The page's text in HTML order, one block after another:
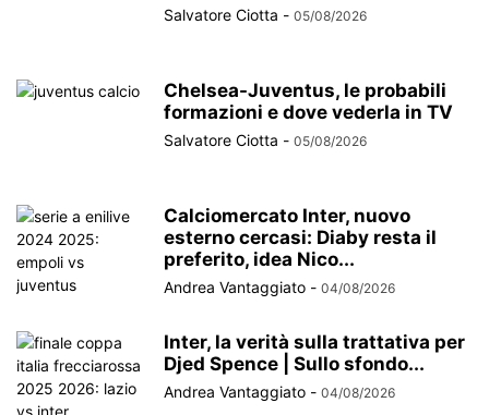
Salvatore Ciotta - 05/08/2026
Chelsea-Juventus, le probabili
formazioni e dove vederla in TV
Salvatore Ciotta - 05/08/2026
Calciomercato Inter, nuovo
esterno cercasi: Diaby resta il
preferito, idea Nico...
Andrea Vantaggiato - 04/08/2026
Inter, la verità sulla trattativa per
Djed Spence | Sullo sfondo...
Andrea Vantaggiato - 04/08/2026